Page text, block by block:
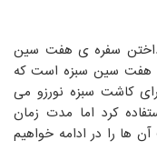
سفره ی هفت سین
هفت سین سبزه است که
کاشت سبزه نورزو می
کرد اما مدت زمان
ها را در ادامه خواهیم